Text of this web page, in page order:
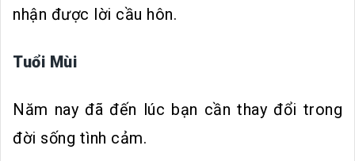
nhận được lời cầu hôn.
Tuổi Mùi
Năm nay đã đến lúc bạn cần thay đổi trong
đời sống tình cảm.